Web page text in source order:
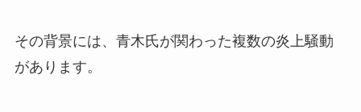
その背景には、青木氏が関わった複数の炎上騒動
があります。